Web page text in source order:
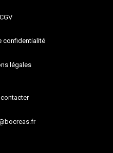
CGV
confidentialité
légales